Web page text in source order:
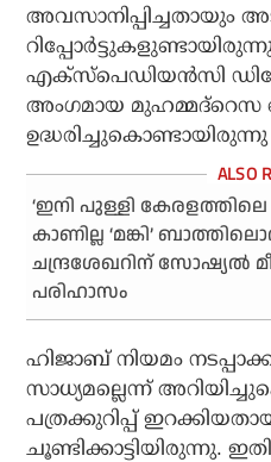
അവസാനിപ്പിച്ചതായും
എക്‌സ്‌പെഡിയന്‍സി
അംഗമായ
ഉദ്ധരിച്ചുകൊണ്ടായിരുന്നു
‘ഇനി പുള്ളി കേരളത്തിലെ
കാണില്ല ‘മങ്കി’
ചന്ദ്രശേഖറിന് സോഷ്യൽ
പരിഹാസം
ഹിജാബ് നിയമം
സാധ്യമല്ലെന്ന്
പത്രക്കുറിപ്പ്
ചൂണ്ടിക്കാട്ടിയിരുന്നു.